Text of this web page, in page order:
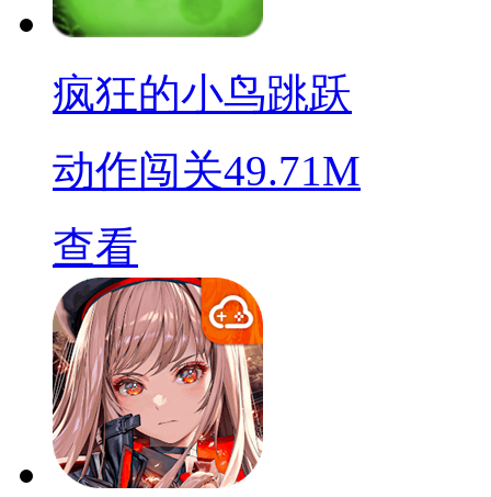
疯狂的小鸟跳跃
动作闯关49.71M
查看